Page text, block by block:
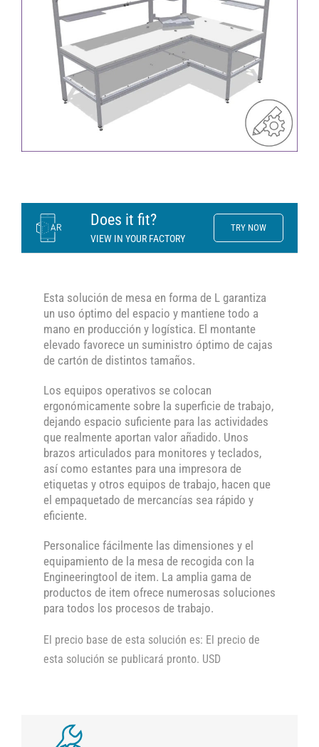
Does it fit?
VIEW IN YOUR FACTORY
TRY NOW
Esta solución de mesa en forma de L garantiza
un uso óptimo del espacio y mantiene todo a
mano en producción y logística. El montante
elevado favorece un suministro óptimo de cajas
de cartón de distintos tamaños.
Los equipos operativos se colocan
ergonómicamente sobre la superficie de trabajo,
dejando espacio suficiente para las actividades
que realmente aportan valor añadido. Unos
brazos articulados para monitores y teclados,
así como estantes para una impresora de
etiquetas y otros equipos de trabajo, hacen que
el empaquetado de mercancías sea rápido y
eficiente.
Personalice fácilmente las dimensiones y el
equipamiento de la mesa de recogida con la
Engineeringtool de item. La amplia gama de
productos de item ofrece numerosas soluciones
para todos los procesos de trabajo.
El precio base de esta solución es: El precio de
esta solución se publicará pronto. USD